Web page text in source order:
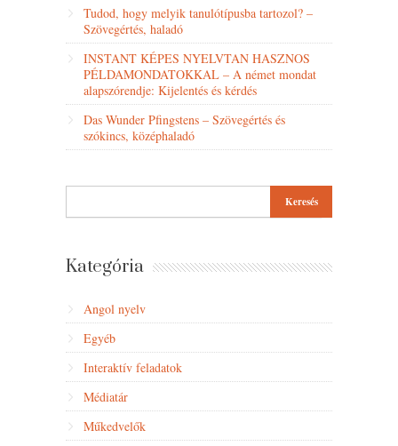
Tudod, hogy melyik tanulótípusba tartozol? –
Szövegértés, haladó
INSTANT KÉPES NYELVTAN HASZNOS
PÉLDAMONDATOKKAL – A német mondat
alapszórendje: Kijelentés és kérdés
Das Wunder Pfingstens – Szövegértés és
szókincs, középhaladó
Kategória
Angol nyelv
Egyéb
Interaktív feladatok
Médiatár
Műkedvelők